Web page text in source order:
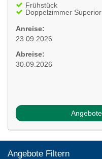
Frühstück
Doppelzimmer Superior
Anreise:
23.09.2026
Abreise:
30.09.2026
Angebote Filtern